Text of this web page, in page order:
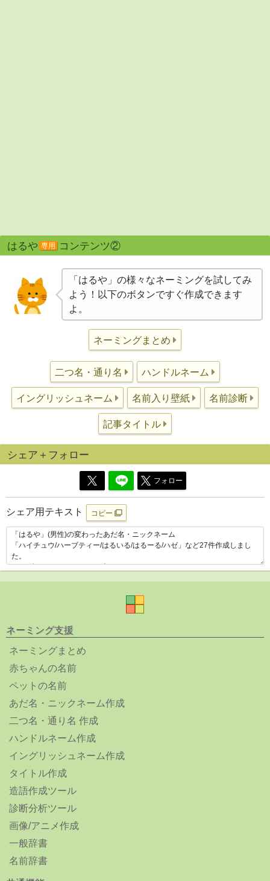
はるや 専用 コンテンツ②
「はるや」の様々なネーミングを試してみ
よう！以下のボタンですぐ作成できます
よ。
ネーミングまとめ
二つ名・通り名 ハンドルネーム
イングリッシュネーム 名前入り壁紙 名前診断
記事タイトル
シェア＋フォロー
フォロー
シェア用テキスト コピー
ネーミング支援
ネーミングまとめ
赤ちゃんの名前
ペットの名前
あだ名・ニックネーム作成
二つ名・通り名 作成
ハンドルネーム作成
イングリッシュネーム作成
タイトル作成
造語作成ツール
診断分析ツール
画像/アニメ作成
一般辞書
名前辞書